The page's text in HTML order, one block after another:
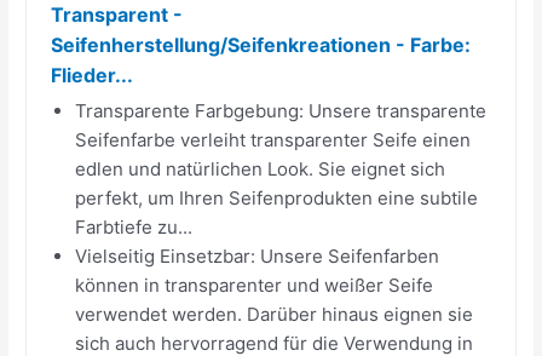
Transparent -
Seifenherstellung/Seifenkreationen - Farbe:
Flieder...
Transparente Farbgebung: Unsere transparente
Seifenfarbe verleiht transparenter Seife einen
edlen und natürlichen Look. Sie eignet sich
perfekt, um Ihren Seifenprodukten eine subtile
Farbtiefe zu...
Vielseitig Einsetzbar: Unsere Seifenfarben
können in transparenter und weißer Seife
verwendet werden. Darüber hinaus eignen sie
sich auch hervorragend für die Verwendung in